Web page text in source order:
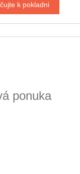
k pokladni
ponuka